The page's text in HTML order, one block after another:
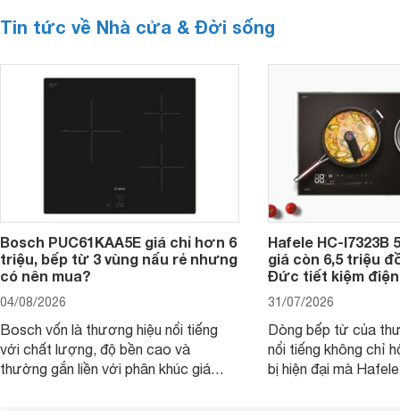
Tin tức về Nhà cửa & Đời sống
Bosch PUC61KAA5E giá chỉ hơn 6
triệu, bếp từ 3 vùng nấu rẻ nhưng
có nên mua?
04/08/2026
Bosch vốn là thương hiệu nổi tiếng
với chất lượng, độ bền cao và
thường gắn liền với phân khúc giá
Hafele HC-I7323B
giá còn 6,5 triệu
Đức tiết kiệm
31/07/2026
Dòng bếp từ của
nổi tiếng không chỉ
bị hiện đại mà